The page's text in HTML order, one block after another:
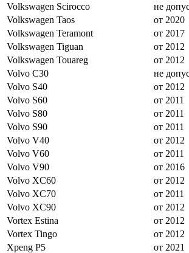
Volkswagen Scirocco
не
Volkswagen Taos
от 2020
Volkswagen Teramont
от 2017
Volkswagen Tiguan
от 2012
Volkswagen Touareg
от 2012
Volvo C30
не
Volvo S40
от 2012
Volvo S60
от 2011
Volvo S80
от 2011
Volvo S90
от 2011
Volvo V40
от 2012
Volvo V60
от 2011
Volvo V90
от 2016
Volvo XC60
от 2012
Volvo XC70
от 2011
Volvo XC90
от 2012
Vortex Estina
от 2012
Vortex Tingo
от 2012
Xpeng P5
от 2021